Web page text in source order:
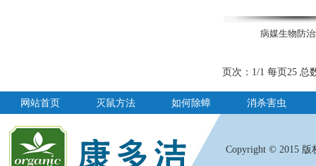
病媒生物防
页次：1/1 每页25
网站首页 灭鼠方法 如何除蟑 消杀害虫
Copyright © 2015 版